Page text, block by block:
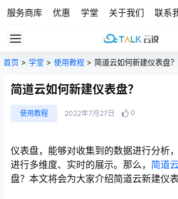
服务商库 优惠 学堂 关于我们 联系
首页 > 学堂 > 使用教程 > 简道云如何新建仪表盘？
简道云如何新建仪表盘？
使用教程 2022年7月27日 0
仪表盘，能够对收集到的数据进行分析
进行多维度、实时的展示。那么， 简道
盘？本文将会为大家介绍简道云新建仪表